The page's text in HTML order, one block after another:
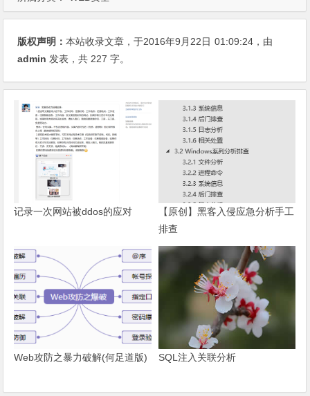
版权声明：本站收录文章，于2016年9月22日 01:09:24 ，由
admin 发表，共 227 字。
记录一次网站被ddos的应对
【原创】黑客入侵应急分析手工
排查
Web攻防之暴力破解(何足道版) SQL注入关联分析